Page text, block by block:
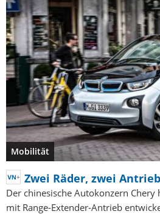
Mobilität
Zwei Räder, zwei
Der chinesische Autokonzern
mit Range-Extender-Antrieb